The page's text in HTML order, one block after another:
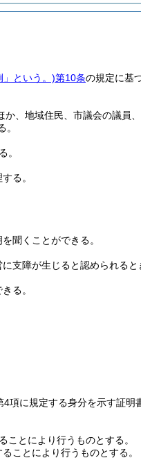
」という。)第10条の規定に基
か、地域住民、市議会の議員
。
る。
聞くことができる。
支障が生じると認められる
る。
4項に規定する身分を示す証明
ことにより行うものとする。
ことにより行うものとする。